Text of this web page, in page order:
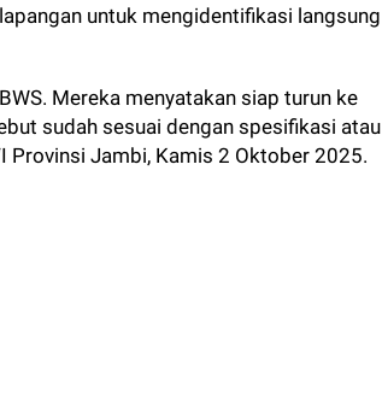
untuk mengidentifikasi langsung
Mereka menyatakan siap turun ke
sudah sesuai dengan spesifikasi atau
Provinsi Jambi, Kamis 2 Oktober 2025.